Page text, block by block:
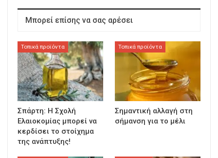
Μπορεί επίσης να σας αρέσει
Τοπικά προϊόντα
Σπάρτη: Η Σχολή
Ελαιοκομίας μπορεί να
κερδίσει το στοίχημα
της ανάπτυξης!
Τοπικά προϊόντα
Σημαντική αλλαγή στη
σήμανση για το μέλι